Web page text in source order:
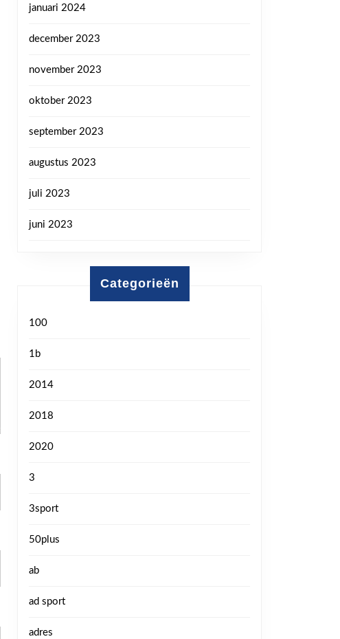
januari 2024
december 2023
november 2023
oktober 2023
september 2023
augustus 2023
juli 2023
juni 2023
Categorieën
100
1b
2014
2018
2020
3
3sport
50plus
ab
ad sport
adres